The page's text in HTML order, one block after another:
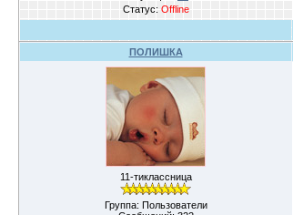
Статус: Offline
ПОЛИШКА
11-тиклассница
Группа: Пользователи